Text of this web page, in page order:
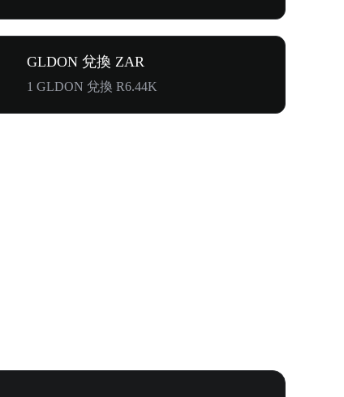
GLDON 兌換 ZAR
1 GLDON 兌換 R6.44K